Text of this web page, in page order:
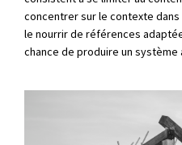
concentrer sur le contexte
le nourrir de références
chance de produire un